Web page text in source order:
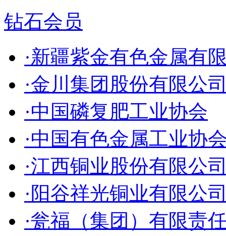
钻石会员
·新疆紫金有色金属有
·金川集团股份有限公
·中国磷复肥工业协会
·中国有色金属工业协
·江西铜业股份有限公
·阳谷祥光铜业有限公
·瓮福（集团）有限责